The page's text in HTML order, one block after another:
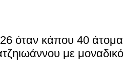
όταν κάπου 40
με